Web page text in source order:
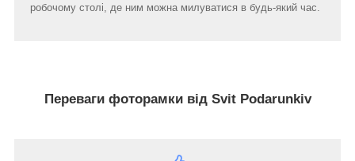
робочому столі, де ним можна милуватися в будь-який час.
Переваги фоторамки від Svit Podarunkiv